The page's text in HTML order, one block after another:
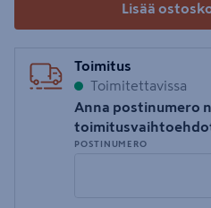
Lisää
Toimitus
Toimitettavissa
Anna postinumero
POSTINUMERO